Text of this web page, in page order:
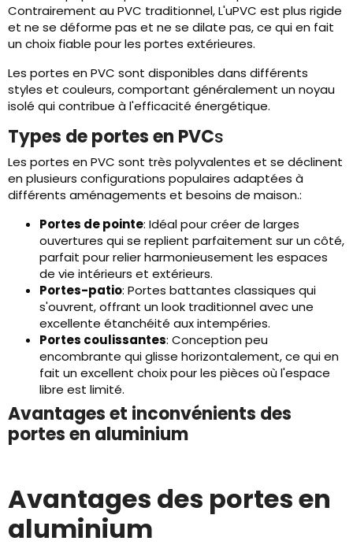
Contrairement au PVC traditionnel, L'uPVC est plus rigide
et ne se déforme pas et ne se dilate pas, ce qui en fait
un choix fiable pour les portes extérieures.
Les portes en PVC sont disponibles dans différents
styles et couleurs, comportant généralement un noyau
isolé qui contribue à l'efficacité énergétique.
Types de portes en PVCs
Les portes en PVC sont très polyvalentes et se déclinent
en plusieurs configurations populaires adaptées à
différents aménagements et besoins de maison.:
Portes de pointe: Idéal pour créer de larges
ouvertures qui se replient parfaitement sur un côté,
parfait pour relier harmonieusement les espaces
de vie intérieurs et extérieurs.
Portes-patio: Portes battantes classiques qui
s'ouvrent, offrant un look traditionnel avec une
excellente étanchéité aux intempéries.
Portes coulissantes: Conception peu
encombrante qui glisse horizontalement, ce qui en
fait un excellent choix pour les pièces où l'espace
libre est limité.
Avantages et inconvénients des
portes en aluminium
Avantages des portes en
aluminium